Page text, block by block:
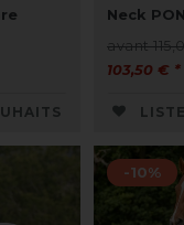
Neck
avant
103,50 € *
-10%